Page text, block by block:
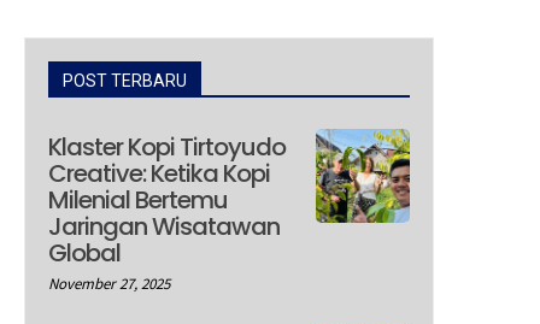
POST TERBARU
Klaster Kopi Tirtoyudo
Creative: Ketika Kopi
Milenial Bertemu
Jaringan Wisatawan
Global
November 27, 2025